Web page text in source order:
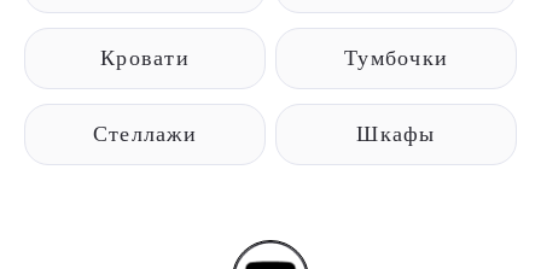
Кровати Тумбочки
Стеллажи Шкафы